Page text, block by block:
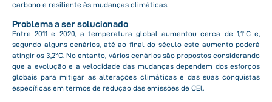
carbono e resiliente às mudanças climáticas.
Problema a ser solucionado
Entre 2011 e 2020, a temperatura global aumentou cerca de 1,1ºC e,
segundo alguns cenários, até ao final do século este aumento poderá
atingir os 3,2ºC. No entanto, vários cenários são propostos considerando
que a evolução e a velocidade das mudanças dependem dos esforços
globais para mitigar as alterações climáticas e das suas conquistas
específicas em termos de redução das emissões de CEl.